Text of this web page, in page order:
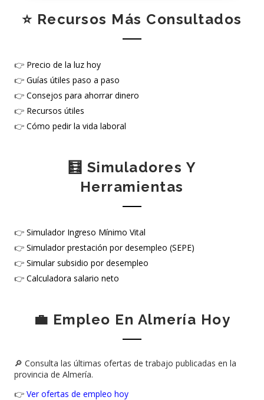
⭐ Recursos Más Consultados
👉 Precio de la luz hoy
👉 Guías útiles paso a paso
👉 Consejos para ahorrar dinero
👉 Recursos útiles
👉 Cómo pedir la vida laboral
🧮 Simuladores Y
Herramientas
👉 Simulador Ingreso Mínimo Vital
👉 Simulador prestación por desempleo (SEPE)
👉 Simular subsidio por desempleo
👉 Calculadora salario neto
💼 Empleo En Almería Hoy
🔎 Consulta las últimas ofertas de trabajo publicadas en la
provincia de Almería.
👉 Ver ofertas de empleo hoy